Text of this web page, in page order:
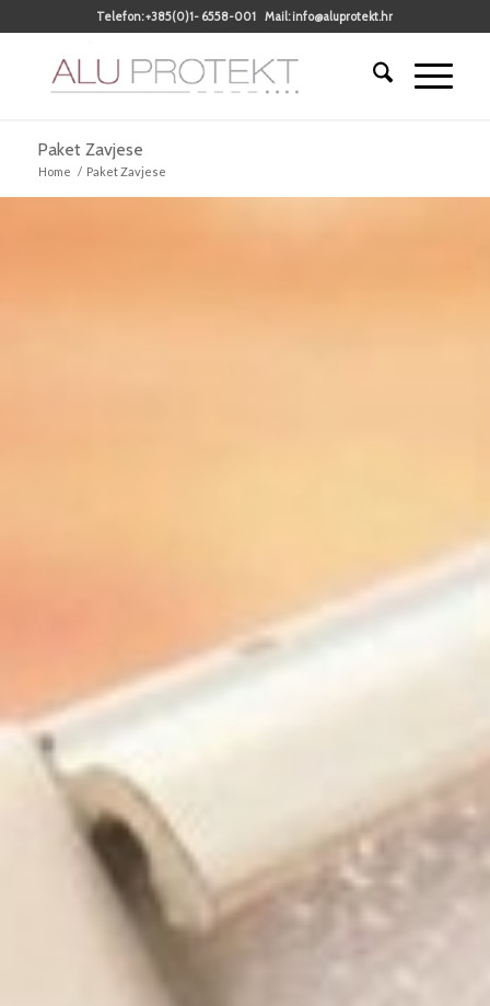
Telefon:+385(0)1- 6558-001 Mail:info@aluprotekt.hr
Paket Zavjese
Home / Paket Zavjese